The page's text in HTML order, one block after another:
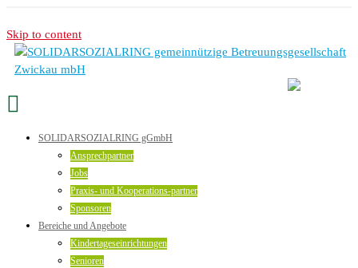
Skip to content
SOLIDARSOZIALRING gGmbH
Ansprechpartner
Jobs
Praxis- und Kooperations-partner
Sponsoren
Bereiche und Angebote
Kindertageseinrichtungen
Senioren